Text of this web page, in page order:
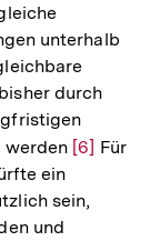
unterhalb
durch
werden Zur
der
[6] Für
ein
sein,
und